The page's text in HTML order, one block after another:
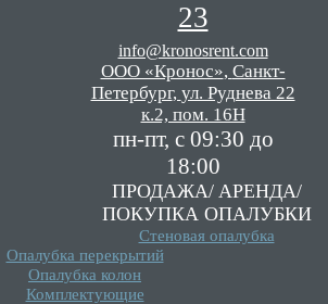
23
info@kronosrent.com
ООО «Кронос», Санкт-
Петербург, ул. Руднева 22
к.2, пом. 16Н
пн-пт, c 09:30 до
18:00
ПРОДАЖА/ АРЕНДА/
ПОКУПКА ОПАЛУБКИ
Стеновая опалубка
Опалубка перекрытий
Опалубка колон
Комплектующие